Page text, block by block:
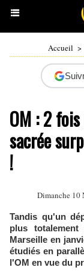
Accueil >
OM : 2
sacrée
!
Dimanche 10
Tandis qu'un
plus
Marseille en
étudiés en
l'OM en vue du